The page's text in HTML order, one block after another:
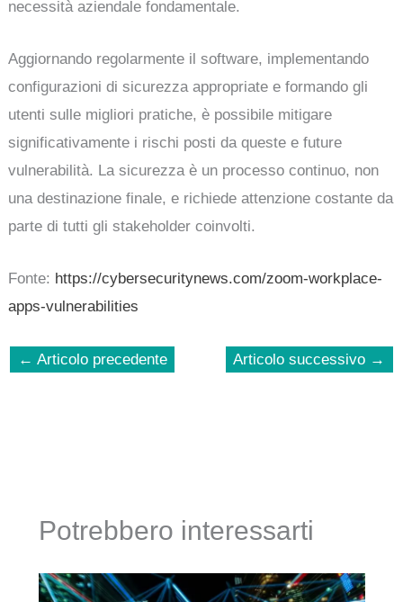
necessità aziendale fondamentale.
Aggiornando regolarmente il software, implementando
configurazioni di sicurezza appropriate e formando gli
utenti sulle migliori pratiche, è possibile mitigare
significativamente i rischi posti da queste e future
vulnerabilità. La sicurezza è un processo continuo, non
una destinazione finale, e richiede attenzione costante da
parte di tutti gli stakeholder coinvolti.
Fonte: https://cybersecuritynews.com/zoom-workplace-
apps-vulnerabilities
← Articolo precedente Articolo successivo →
Potrebbero interessarti